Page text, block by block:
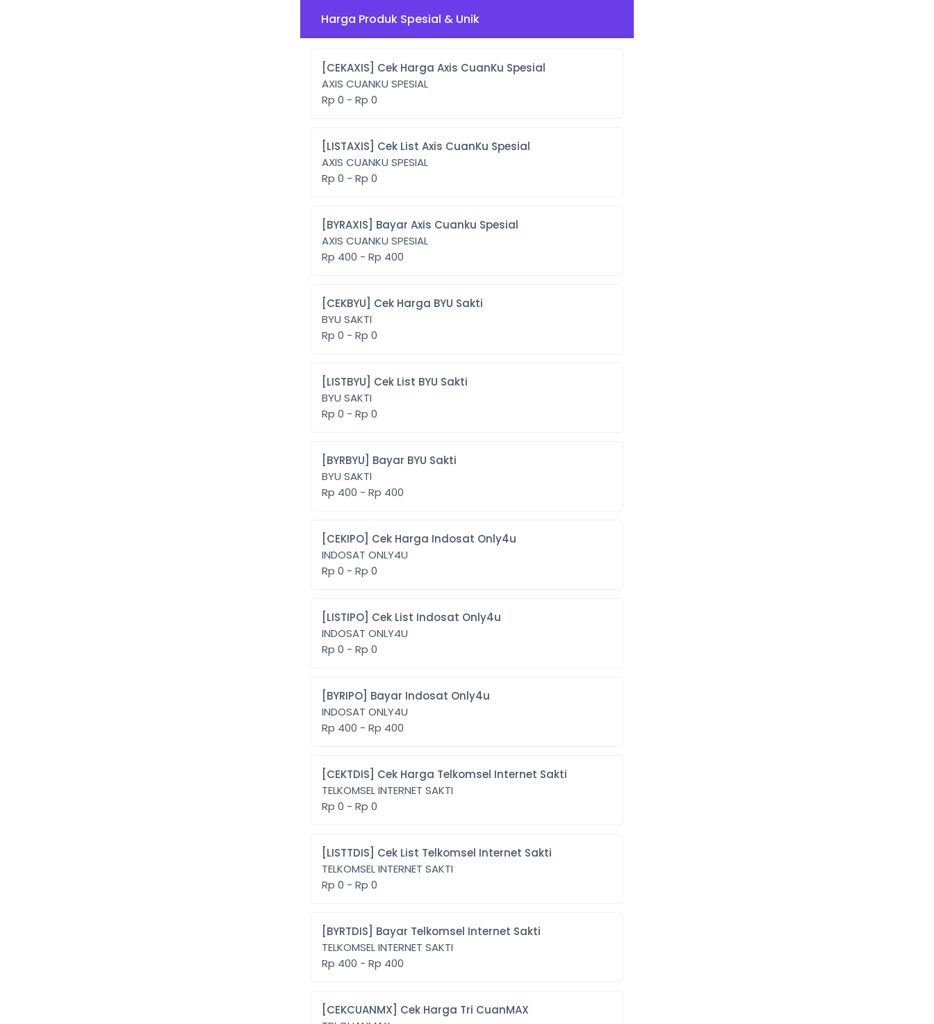
Harga Produk Spesial & Unik
[CEKAXIS] Cek Harga Axis CuanKu Spesial
AXIS CUANKU SPESIAL
Rp 0 - Rp 0
[LISTAXIS] Cek List Axis CuanKu Spesial
AXIS CUANKU SPESIAL
Rp 0 - Rp 0
[BYRAXIS] Bayar Axis Cuanku Spesial
AXIS CUANKU SPESIAL
Rp 400 - Rp 400
[CEKBYU] Cek Harga BYU Sakti
BYU SAKTI
Rp 0 - Rp 0
[LISTBYU] Cek List BYU Sakti
BYU SAKTI
Rp 0 - Rp 0
[BYRBYU] Bayar BYU Sakti
BYU SAKTI
Rp 400 - Rp 400
[CEKIPO] Cek Harga Indosat Only4u
INDOSAT ONLY4U
Rp 0 - Rp 0
[LISTIPO] Cek List Indosat Only4u
INDOSAT ONLY4U
Rp 0 - Rp 0
[BYRIPO] Bayar Indosat Only4u
INDOSAT ONLY4U
Rp 400 - Rp 400
[CEKTDIS] Cek Harga Telkomsel Internet Sakti
TELKOMSEL INTERNET SAKTI
Rp 0 - Rp 0
[LISTTDIS] Cek List Telkomsel Internet Sakti
TELKOMSEL INTERNET SAKTI
Rp 0 - Rp 0
[BYRTDIS] Bayar Telkomsel Internet Sakti
TELKOMSEL INTERNET SAKTI
Rp 400 - Rp 400
[CEKCUANMX] Cek Harga Tri CuanMAX